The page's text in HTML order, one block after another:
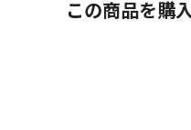
この商品を購